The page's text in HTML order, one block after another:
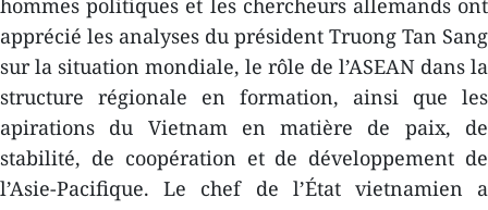
hommes politiques et les chercheurs allemands ont
apprécié les analyses du président Truong Tan Sang
sur la situation mondiale, le rôle de l’ASEAN dans la
structure régionale en formation, ainsi que l​es
apirations du Vietnam en matière de paix, ​de
stabilité, de coopération et de développement de
l’Asie-Pacifique. Le chef de l’État vietnamien a